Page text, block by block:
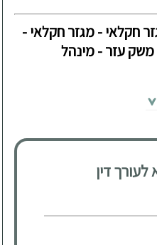
חקלאי - מגזר חקלאי -
משק עזר - מינהל
דין